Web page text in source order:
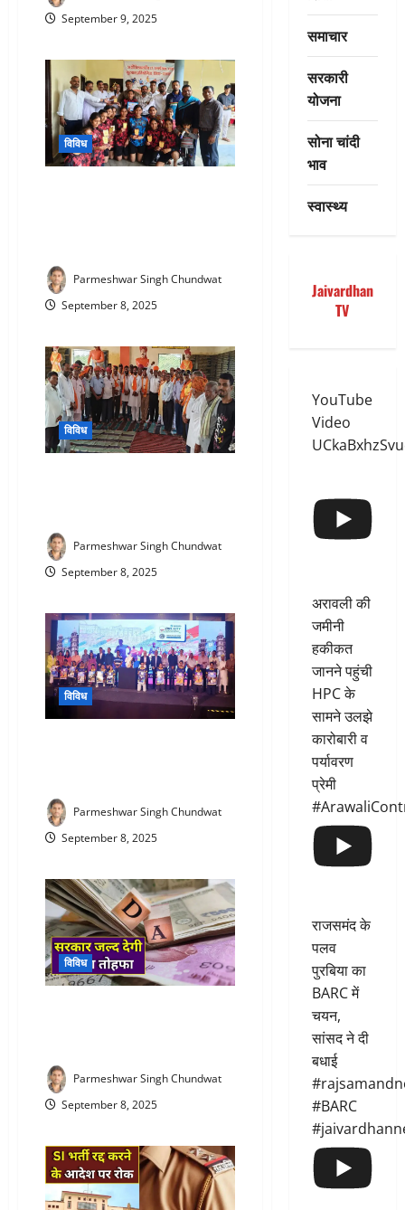
September 9, 2025
विविध
Parmeshwar Singh Chundwat
September 8, 2025
विविध
Parmeshwar Singh Chundwat
September 8, 2025
विविध
Parmeshwar Singh Chundwat
September 8, 2025
विविध
Parmeshwar Singh Chundwat
September 8, 2025
समाचार
सरकारी
योजना
सोना चांदी
भाव
स्वास्थ्य
Jaivardhan
TV
YouTube
Video
अरावली की
जमीनी
हकीकत
जानने पहुंची
HPC के
सामने उलझे
कारोबारी व
पर्यावरण
प्रेमी
राजसमंद के
पलव
पुरबिया का
BARC में
चयन,
सांसद ने दी
बधाई
#BARC